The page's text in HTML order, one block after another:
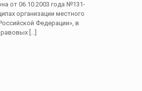
от 06.10.2003 года №131-
организации местного
Федерации», в
[…]